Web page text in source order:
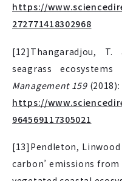
https://
272771418302968
[12]Thangaradjou,
seagrass
Management 159(2018):
https://
964569117305021
[13]Pendleton,
carbon’ emissions